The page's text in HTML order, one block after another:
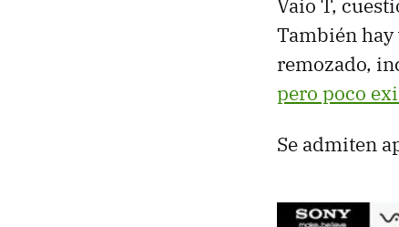
Vaio T,
También hay
remozado,
pero poco
Se admiten